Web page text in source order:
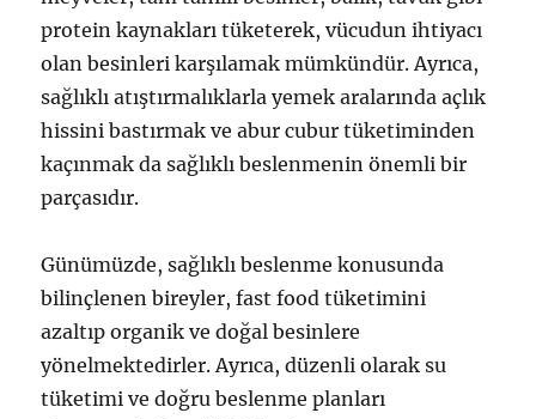
protein kaynakları tüketerek, vücudun ihtiyacı
olan besinleri karşılamak mümkündür. Ayrıca,
sağlıklı atıştırmalıklarla yemek aralarında açlık
hissini bastırmak ve abur cubur tüketiminden
kaçınmak da sağlıklı beslenmenin önemli bir
parçasıdır.
Günümüzde, sağlıklı beslenme konusunda
bilinçlenen bireyler, fast food tüketimini
azaltıp organik ve doğal besinlere
yönelmektedirler. Ayrıca, düzenli olarak su
tüketimi ve doğru beslenme planları